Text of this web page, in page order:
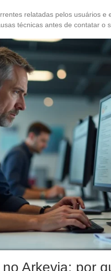
relatadas pelos usuários e
técnicas antes de contatar o
Arkevia: por